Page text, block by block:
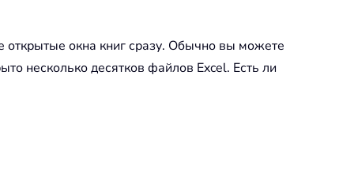
открытые окна книг сразу. Обычно вы можете
несколько десятков файлов Excel. Есть ли